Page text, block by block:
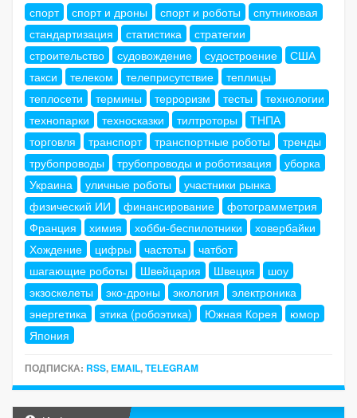
спорт
спорт и дроны спорт и роботы
спутниковая
стандартизация
статистика
стратегии
строительство
судовождение судостроение
США
такси
телеком телеприсутствие
теплицы
теплосети
термины терроризм тесты
технологии
технопарки
техносказки тилтроторы
ТНПА
торговля
транспорт транспортные роботы
тренды
трубопроводы
трубопроводы и роботизация
уборка
Украина
уличные роботы
участники рынка
физический ИИ
финансирование
фотограмметрия
Франция
химия хобби-беспилотники
ховербайки
Хождение
цифры частоты
чатбот
шагающие роботы
Швейцария Швеция
шоу
экзоскелеты
эко-дроны экология
электроника
энергетика
этика (робоэтика) Южная Корея
юмор
Япония
ПОДПИСКА: RSS, EMAIL,TELEGRAM